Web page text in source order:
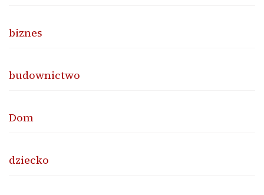
biznes
budownictwo
Dom
dziecko